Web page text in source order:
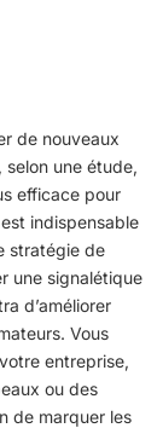
de nouveaux
selon une étude,
efficace pour
indispensable
stratégie de
une signalétique
d’améliorer
Vous
entreprise,
ou des
de marquer les